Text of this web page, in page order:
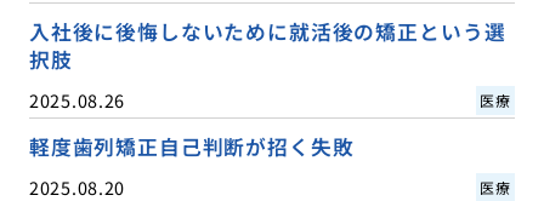
入社後に後悔しないために就活後の矯正という選
択肢
2025.08.26 医療
軽度歯列矯正自己判断が招く失敗
2025.08.20 医療